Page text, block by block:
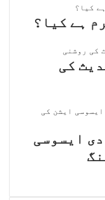
ہے کیا؟
کی
ایسوسی